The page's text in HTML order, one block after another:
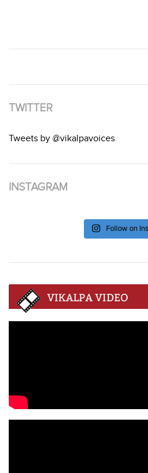
TWITTER
Tweets by @vikalpavoices
INSTAGRAM
Follow on